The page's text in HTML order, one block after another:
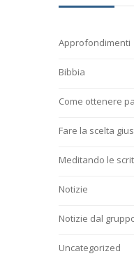
Approfondimenti
Bibbia
Come ottenere
Fare la scelta
Meditando le
Notizie
Notizie dal
Uncategorized